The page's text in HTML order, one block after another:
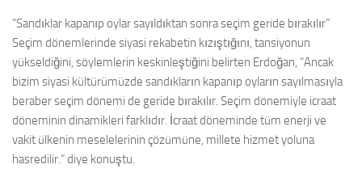
“Sandıklar kapanıp oylar sayıldıktan sonra seçim geride bırakılır”
Seçim dönemlerinde siyasi rekabetin kızıştığını, tansiyonun
yükseldiğini, söylemlerin keskinleştiğini belirten Erdoğan, “Ancak
bizim siyasi kültürümüzde sandıkların kapanıp oyların sayılmasıyla
beraber seçim dönemi de geride bırakılır. Seçim dönemiyle icraat
döneminin dinamikleri farklıdır. İcraat döneminde tüm enerji ve
vakit ülkenin meselelerinin çözümüne, millete hizmet yoluna
hasredilir.” diye konuştu.